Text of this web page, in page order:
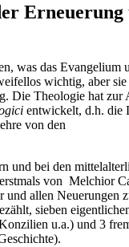
Erneuerung
was das Evangelium
wichtig, aber
Die Theologie hat zur
entwickelt, d.h. die
von den
und bei den
von Melchior
und allen Neuerungen
sieben
u.a.) und 3